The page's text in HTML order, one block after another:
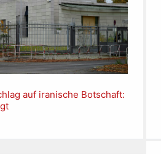
auf iranische Botschaft: